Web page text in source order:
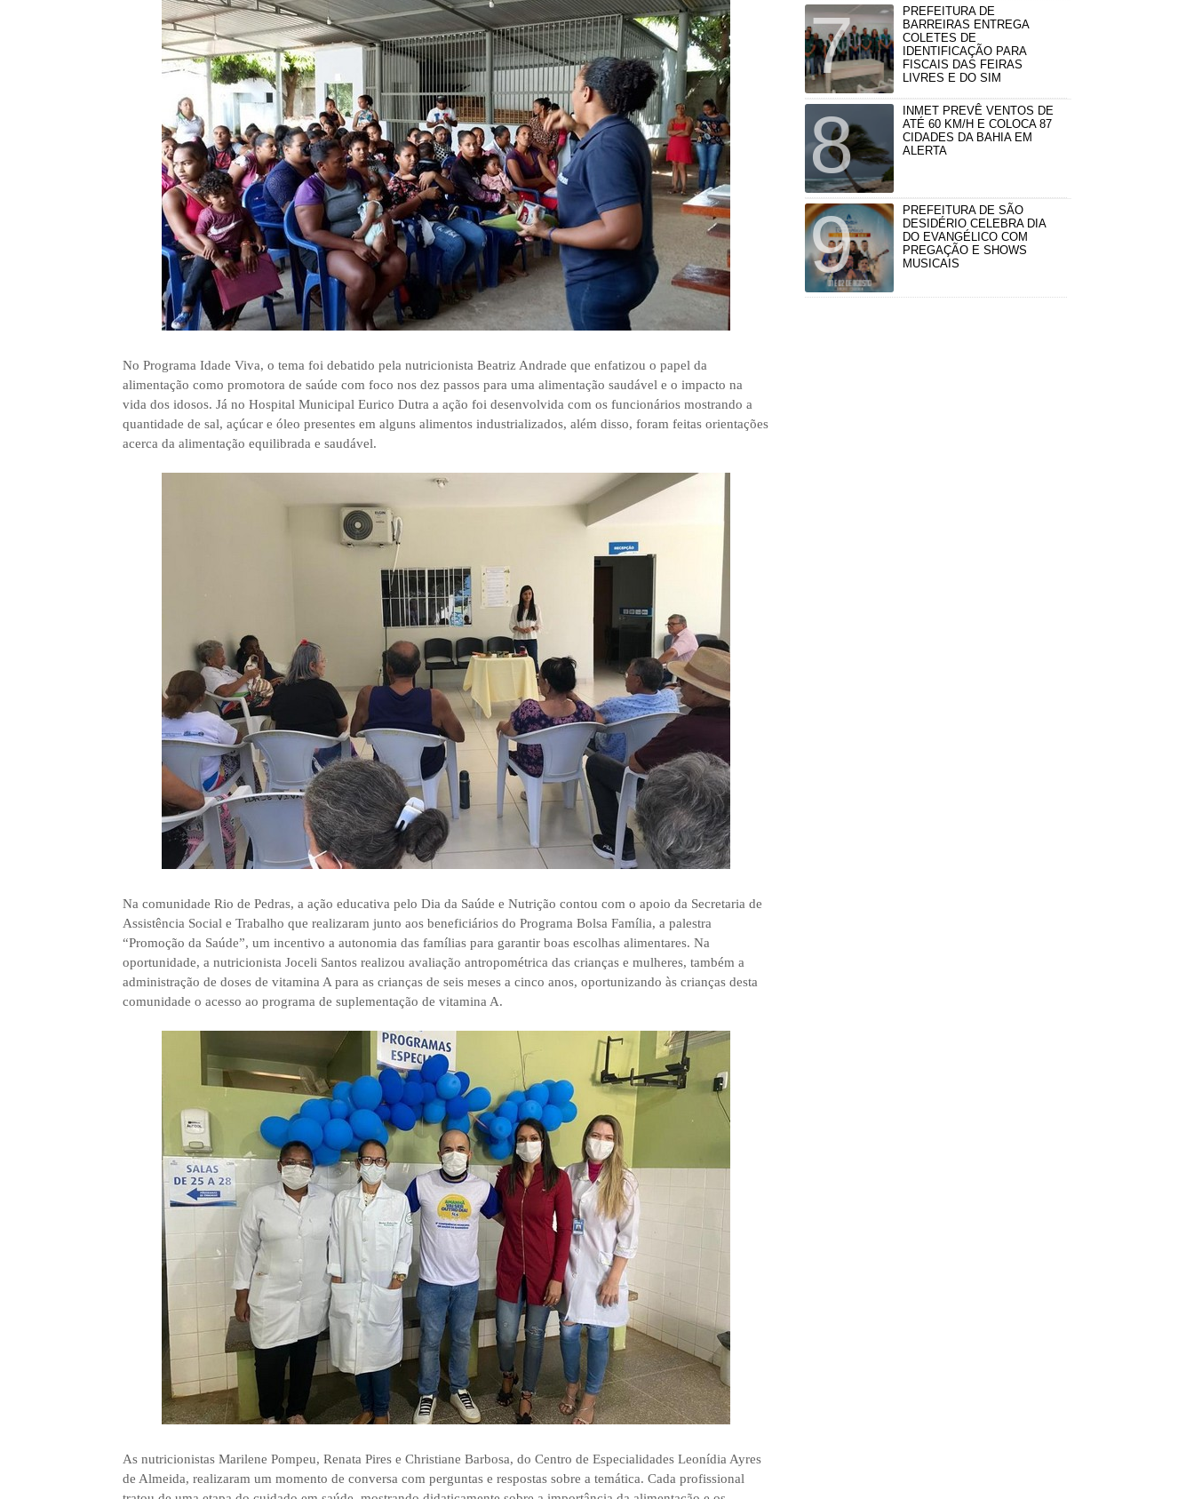
No Programa Idade Viva, o tema foi debatido pela nutricionista Beatriz Andrade que enfatizou o papel da
alimentação como promotora de saúde com foco nos dez passos para uma alimentação saudável e o impacto na
vida dos idosos. Já no Hospital Municipal Eurico Dutra a ação foi desenvolvida com os funcionários mostrando a
quantidade de sal, açúcar e óleo presentes em alguns alimentos industrializados, além disso, foram feitas orientações
acerca da alimentação equilibrada e saudável.
Na comunidade Rio de Pedras, a ação educativa pelo Dia da Saúde e Nutrição contou com o apoio da Secretaria de
Assistência Social e Trabalho que realizaram junto aos beneficiários do Programa Bolsa Família, a palestra
“Promoção da Saúde”, um incentivo a autonomia das famílias para garantir boas escolhas alimentares. Na
oportunidade, a nutricionista Joceli Santos realizou avaliação antropométrica das crianças e mulheres, também a
administração de doses de vitamina A para as crianças de seis meses a cinco anos, oportunizando às crianças desta
comunidade o acesso ao programa de suplementação de vitamina A.
As nutricionistas Marilene Pompeu, Renata Pires e Christiane Barbosa, do Centro de Especialidades Leonídia Ayres
de Almeida, realizaram um momento de conversa com perguntas e respostas sobre a temática. Cada profissional
PREFEITURA DE
BARREIRAS ENTREGA
COLETES DE
IDENTIFICAÇÃO PARA
FISCAIS DAS FEIRAS
LIVRES E DO SIM
INMET PREVÊ VENTOS DE
ATÉ 60 KM/H E COLOCA 87
CIDADES DA BAHIA EM
ALERTA
PREFEITURA DE SÃO
DESIDÉRIO CELEBRA DIA
DO EVANGÉLICO COM
PREGAÇÃO E SHOWS
MUSICAIS